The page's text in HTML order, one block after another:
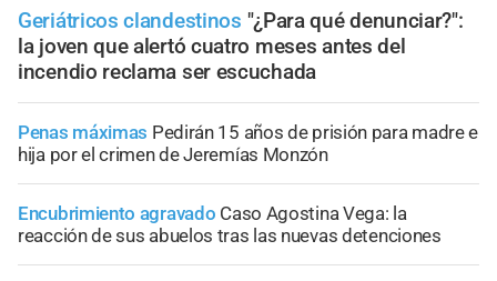
Geriátricos clandestinos "¿Para qué denunciar?":
la joven que alertó cuatro meses antes del
incendio reclama ser escuchada
Penas máximas Pedirán 15 años de prisión para madre e
hija por el crimen de Jeremías Monzón
Encubrimiento agravado Caso Agostina Vega: la
reacción de sus abuelos tras las nuevas detenciones